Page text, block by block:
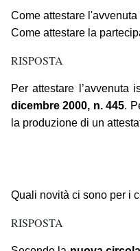
Come attestare
Come attestare la
RISPOSTA
Per attestare l’avvenuta
dicembre 2000, n. 445.
la produzione di un
Quali novità ci sono per i
RISPOSTA